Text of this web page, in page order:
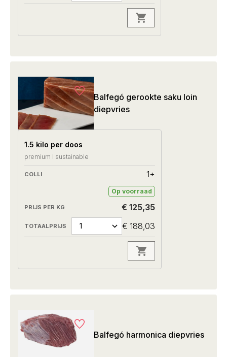
Balfegó gerookte saku loin
diepvries
1.5 kilo per doos
premium I sustainable
1+
Op voorraad
€ 125,35
€ 188,03
Balfegó harmonica diepvries